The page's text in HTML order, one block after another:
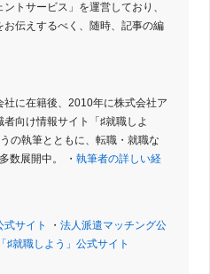
トサービス」を運営しており、
伝えするべく、随時、記事の編
に在籍後、2010年に株式会社ア
者向け情報サイト「♯就職しよ
の執筆とともに、転職・就職な
数展開中。 ・ 執筆者の詳しい経
サイト ・ 法人派遣マッチング公
♯就職しよう」公式サイト